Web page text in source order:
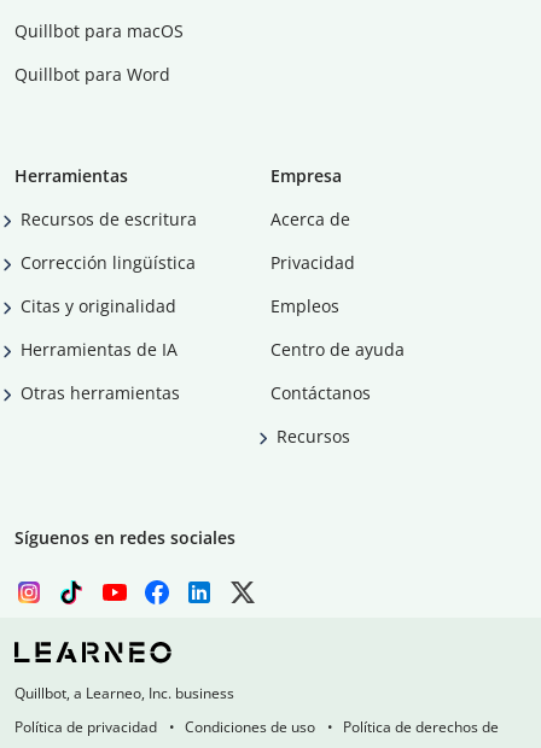
Quillbot para macOS
Quillbot para Word
Herramientas
Recursos de escritura
Corrección lingüística
Citas y originalidad
Herramientas de IA
Otras herramientas
Empresa
Acerca de
Privacidad
Empleos
Centro de ayuda
Contáctanos
Recursos
Síguenos en redes sociales
Quillbot, a Learneo, Inc. business
Política de privacidad
Condiciones de uso
Política de derechos de